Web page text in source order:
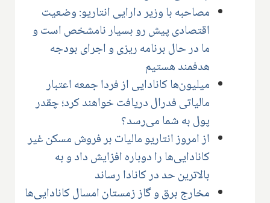
مصاحبه با وزیر دارایی انتاریو: وضعیت
اقتصادی پیش رو بسیار نامشخص است و
ما در حال برنامه ریزی و اجرای بودجه
هدفمند هستیم
میلیون‌ها کانادایی از فردا جمعه اعتبار
مالیاتی فدرال دریافت خواهند کرد؛ چقدر
پول به شما می‌رسد؟
از امروز انتاریو مالیات بر فروش مسکن غیر
کانادایی‌ها را دوباره افزایش داد و به
بالاترین حد در کانادا رساند
مخارج برق و گاز زمستان امسال کانادایی‌ها